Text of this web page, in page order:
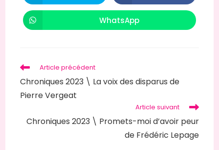
WhatsApp
Article précédent
Chroniques 2023 \ La voix des disparus de
Pierre Vergeat
Article suivant
Chroniques 2023 \ Promets-moi d’avoir peur
de Frédéric Lepage